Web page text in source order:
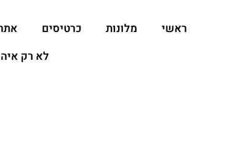
ראשי מלונות כרטיסים
לא רק